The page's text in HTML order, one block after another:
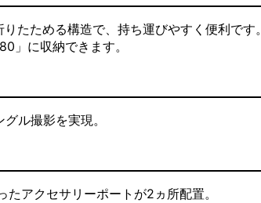
たためる構造で、持ち運びやすく便利です
」に収納できます。
ル撮影を実現。
アクセサリーポートが2ヵ所配置。